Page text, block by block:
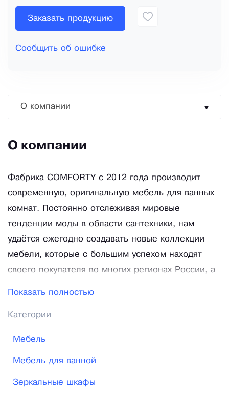
Заказать продукцию
Сообщить об ошибке
О компании
О компании
Фабрика COMFORTY с 2012 года производит
современную, оригинальную мебель для ванных
комнат. Постоянно отслеживая мировые
тенденции моды в области сантехники, нам
удаётся ежегодно создавать новые коллекции
мебели, которые с большим успехом находят
своего покупателя во многих регионах России, а
мебели для ванных комнат в популярном стиле
«лофт» отличается применением в конструкции
изделий металла, окрашенного в черный цвет,
Показать полностью
Категории
Мебель
Мебель для ванной
Зеркальные шкафы